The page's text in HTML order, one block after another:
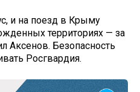
и на поезд в Крыму
территориях — за
Аксенов. Безопасность
Росгвардия.